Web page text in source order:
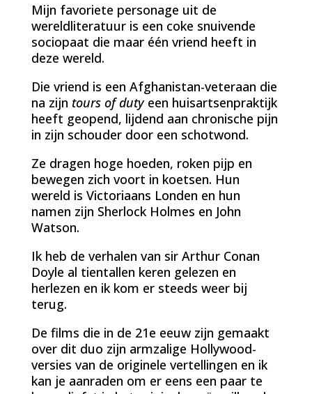
Mijn favoriete personage uit de
wereldliteratuur is een coke snuivende
sociopaat die maar één vriend heeft in
deze wereld.
Die vriend is een Afghanistan-veteraan die
na zijn tours of dutyeen huisartsenpraktijk
heeft geopend, lijdend aan chronische pijn
in zijn schouder door een schotwond.
Ze dragen hoge hoeden, roken pijp en
bewegen zich voort in koetsen. Hun
wereld is Victoriaans Londen en hun
namen zijn Sherlock Holmes en John
Watson.
Ik heb de verhalen van sir Arthur Conan
Doyle al tientallen keren gelezen en
herlezen en ik kom er steeds weer bij
terug.
De films die in de 21e eeuw zijn gemaakt
over dit duo zijn armzalige Hollywood-
versies van de originele vertellingen en ik
kan je aanraden om er eens een paar te